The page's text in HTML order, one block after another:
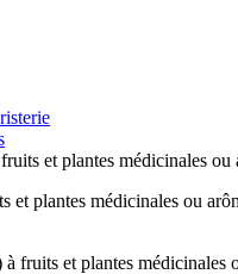
et plantes médicinales